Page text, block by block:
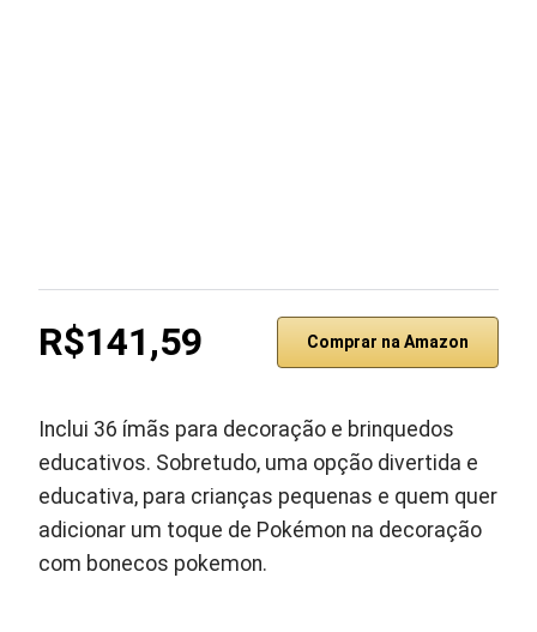
R$141,59 Comprar na Amazon
Inclui 36 ímãs para decoração e brinquedos
educativos. Sobretudo, uma opção divertida e
educativa, para crianças pequenas e quem quer
adicionar um toque de Pokémon na decoração
com bonecos pokemon.